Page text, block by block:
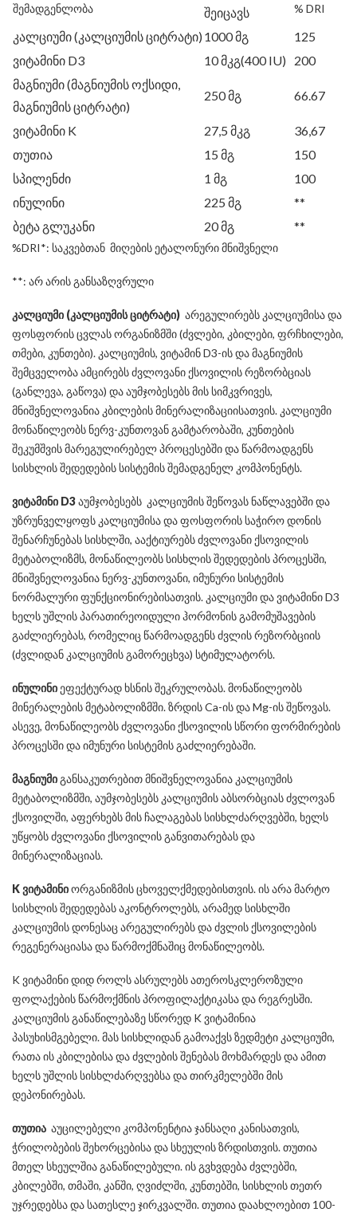
შემადგენლობა
შეიცავს
% DRI
კალციუმი (კალციუმის ციტრატი) 1000 მგ
125
ვიტამინი D3
10 მკგ(400 IU)
200
მაგნიუმი (მაგნიუმის ოქსიდი,
მაგნიუმის ციტრატი)
250 მგ 66.67
ვიტამინი K 27,5 მკგ
36,67
თუთია
15 მგ
150
სპილენძი
1 მგ
100
ინულინი
225 მგ
**
ბეტა გლუკანი
20 მგ **
%DRI*: საკვებთან მიღების ეტალონური მნიშვნელი
**: არ არის განსაზღვრული
კალციუმი (კალციუმის ციტრატი) არეგულირებს კალციუმისა და
ფოსფორის ცვლას ორგანიზმში (ძვლები, კბილები, ფრჩხილები,
თმები, კუნთები). კალციუმის, ვიტამინ D3-ის და მაგნიუმის
შემცველობა ამცირებს ძვლოვანი ქსოვილის რეზორბციას
(განლევა, გაწოვა) და აუმჯობესებს მის სიმკვრივეს,
მნიშვნელოვანია კბილების მინერალიზაციისათვის. კალციუმი
მონაწილეობს ნერვ-კუნთოვან გამტარობაში, კუნთების
შეკუმშვის მარეგულირებელ პროცესებში და წარმოადგენს
სისხლის შედედების სისტემის შემადგენელ კომპონენტს.
ვიტამინი D3აუმჯობესებს კალციუმის შეწოვას ნაწლავებში და
უზრუნველყოფს კალციუმისა და ფოსფორის საჭირო დონის
შენარჩუნებას სისხლში, ააქტიურებს ძვლოვანი ქსოვილის
მეტაბოლიზმს, მონაწილეობს სისხლის შედედების პროცესში,
მნიშვნელოვანია ნერვ-კუნთოვანი, იმუნური სისტემის
ნორმალური ფუნქციონირებისათვის. კალციუმი და ვიტამინი D3
ხელს უშლის პარათირეოიდული ჰორმონის გამომუშავების
გაძლიერებას, რომელიც წარმოადგენს ძვლის რეზორბციის
(ძვლიდან კალციუმის გამორეცხვა) სტიმულატორს.
ინულინი ეფექტურად ხსნის შეკრულობას. მონაწილეობს
მინერალების მეტაბოლიზმში. ზრდის Ca-ის და Mg-ის შეწოვას.
ასევე, მონაწილეობს ძვლოვანი ქსოვილის სწორი ფორმირების
პროცესში და იმუნური სისტემის გაძლიერებაში.
მაგნიუმიგანსაკუთრებით მნიშვნელოვანია კალციუმის
მეტაბოლიზმში, აუმჯობესებს კალციუმის აბსორბციას ძვლოვან
ქსოვილში, აფერხებს მის ჩალაგებას სისხლძარღვებში, ხელს
უწყობს ძვლოვანი ქსოვილის განვითარებას და
მინერალიზაციას.
K ვიტამინიორგანიზმის ცხოველქმედებისთვის. ის არა მარტო
სისხლის შედედებას აკონტროლებს, არამედ სისხლში
კალციუმის დონესაც არეგულირებს და ძვლის ქსოვილების
რეგენერაციასა და წარმოქმნაშიც მონაწილეობს.
K ვიტამინი დიდ როლს ასრულებს ათეროსკლეროზული
ფოლაქების წარმოქმნის პროფილაქტიკასა და რეგრესში.
კალციუმის განაწილებაზე სწორედ K ვიტამინია
პასუხისმგებელი. მას სისხლიდან გამოაქვს ზედმეტი კალციუმი,
რათა ის კბილებისა და ძვლების შენებას მოხმარდეს და ამით
ხელს უშლის სისხლძარღვებსა და თირკმელებში მის
დეპონირებას.
თუთია აუცილებელი კომპონენტია ჯანსაღი კანისათვის,
ჭრილობების შეხორცებისა და სხეულის ზრდისთვის. თუთია
მთელ სხეულშია განაწილებული. ის გვხვდება ძვლებში,
კბილებში, თმაში, კანში, ღვიძლში, კუნთებში, სისხლის თეთრ
უჯრედებსა და სათესლე ჯირკვალში. თუთია დაახლოებით 100-